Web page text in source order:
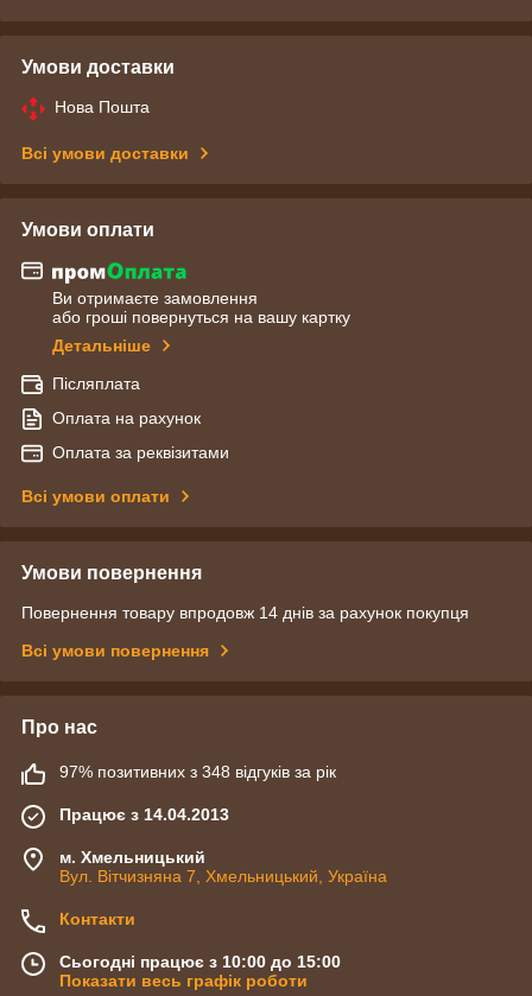
Умови доставки
Нова Пошта
Всі умови доставки
Умови оплати
Ви отримаєте замовлення
або гроші повернуться на вашу картку
Детальніше
Післяплата
Оплата на рахунок
Оплата за реквізитами
Всі умови оплати
Умови повернення
Повернення товару впродовж 14 днів за рахунок покупця
Всі умови повернення
Про нас
97% позитивних з 348 відгуків за рік
Працює з 14.04.2013
м. Хмельницький
Вул. Вітчизняна 7, Хмельницький, Україна
Контакти
Сьогодні працює з 10:00 до 15:00
Показати весь графік роботи